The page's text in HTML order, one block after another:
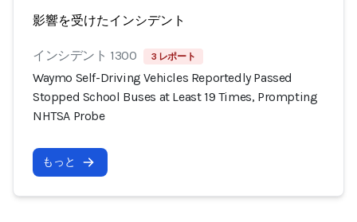
影響を受けたインシデント
インシデント 1300 3 レポート
Waymo Self-Driving Vehicles Reportedly Passed
Stopped School Buses at Least 19 Times, Prompting
NHTSA Probe
もっと